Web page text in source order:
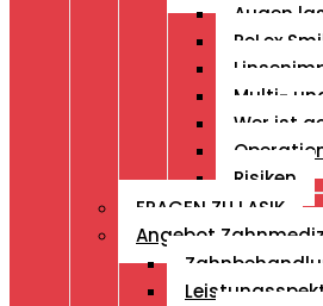
Augen
ReLex
Multi-
Wer ist
Risiken
FRAGEN ZU LASIK
Angebot